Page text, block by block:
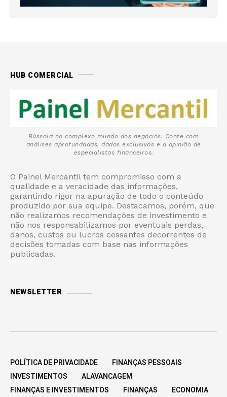
HUB COMERCIAL
Bússola no complexo mundo dos negócios. Conte com
análises aprofundadas, dados exclusivos e a opinião de
especialistas financeiros.
O Painel Mercantil tem compromisso com a
qualidade e a veracidade das informações,
garantindo rigor na apuração de todo o conteúdo
produzido por sua equipe. Destacamos, porém, que
não realizamos recomendações de investimento e
não nos responsabilizamos por eventuais perdas,
danos, custos ou lucros cessantes decorrentes de
decisões tomadas com base nas informações
publicadas.
NEWSLETTER
POLÍTICA DE PRIVACIDADE
FINANÇAS PESSOAIS
INVESTIMENTOS
ALAVANCAGEM
FINANÇAS E INVESTIMENTOS
FINANÇAS ECONOMIA